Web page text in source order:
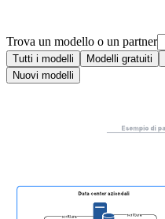
Trova un modello o un partner
Tutti i modelli Modelli gratuiti
Nuovi modelli